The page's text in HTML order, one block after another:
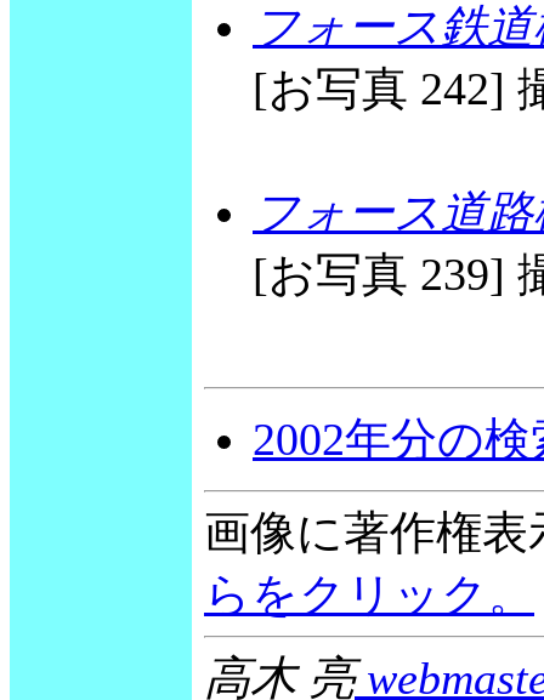
フォース鉄
[お写真 242]
フォース道
[お写真 239]
2002年分の
画像に著作権
らをクリック。
高木 亮